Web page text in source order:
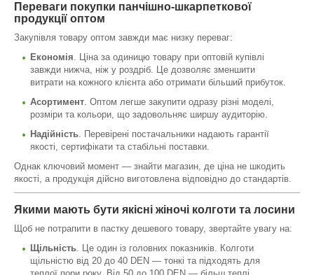
Переваги покупки панчішно-шкарпеткової
продукції оптом
Закупівля товару оптом завжди має низку переваг:
Економія. Ціна за одиницю товару при оптовій купівлі
завжди нижча, ніж у роздріб. Це дозволяє зменшити
витрати на кожного клієнта або отримати більший прибуток.
Асортимент. Оптом легше закупити одразу різні моделі,
розміри та кольори, що задовольняє ширшу аудиторію.
Надійність. Перевірені постачальники надають гарантії
якості, сертифікати та стабільні поставки.
Однак ключовий момент — знайти магазин, де ціна не шкодить
якості, а продукція дійсно виготовлена відповідно до стандартів.
Якими мають бути якісні жіночі колготи та лосини
Щоб не потрапити в пастку дешевого товару, звертайте увагу на:
Щільність. Це один із головних показників. Колготи
щільністю від 20 до 40 DEN — тонкі та підходять для